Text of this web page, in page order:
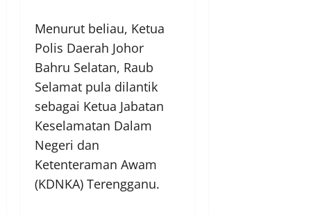
Menurut beliau, Ketua
Polis Daerah Johor
Bahru Selatan, Raub
Selamat pula dilantik
sebagai Ketua Jabatan
Keselamatan Dalam
Negeri dan
Ketenteraman Awam
(KDNKA) Terengganu.